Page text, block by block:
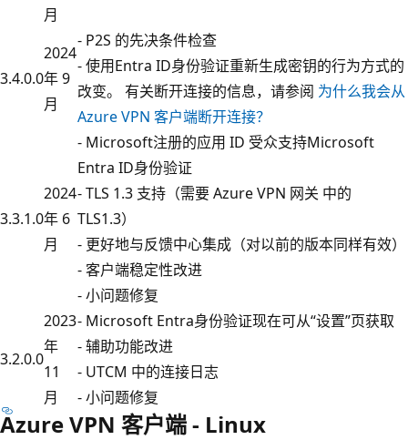
月
3.4.0.0
2024
年 9
月
- P2S 的先决条件检查
- 使用Entra ID身份验证重新生成密钥的行为方式的
改变。 有关断开连接的信息，请参阅 为什么我会从
Azure VPN 客户端断开连接？
3.3.1.0
2024
年 6
月
- Microsoft注册的应用 ID 受众支持Microsoft
Entra ID身份验证
- TLS 1.3 支持（需要 Azure VPN 网关 中的
TLS1.3）
- 更好地与反馈中心集成（对以前的版本同样有效）
- 客户端稳定性改进
- 小问题修复
3.2.0.0
2023
年
11
月
- Microsoft Entra身份验证现在可从“设置”页获取
- 辅助功能改进
- UTCM 中的连接日志
- 小问题修复
Azure VPN 客户端 - Linux